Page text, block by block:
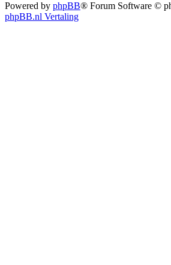
Powered by phpBB® Forum Software ©
phpBB.nl Vertaling